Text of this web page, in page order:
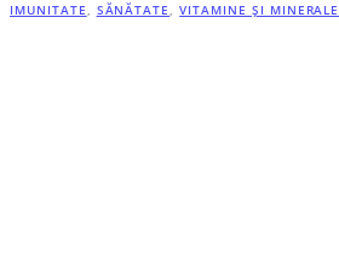
IMUNITATE, SĂNĂTATE,VITAMINE ȘI MINERALE